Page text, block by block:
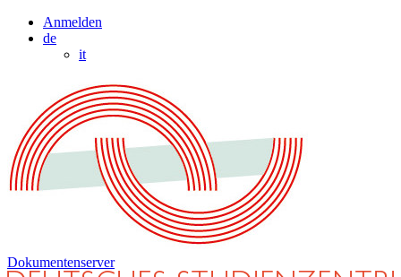
Anmelden
de
it
Dokumentenserver